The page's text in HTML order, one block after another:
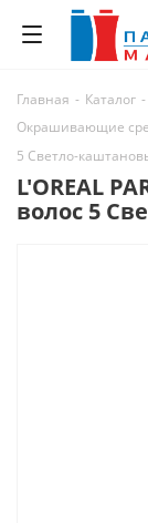
Главная - Каталог -
Окрашивающие
5 Светло-
L'OREAL
волос 5